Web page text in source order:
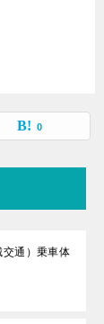
0
通）乗車体